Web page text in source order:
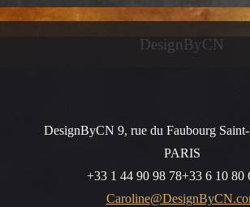
DesignByCN
DesignByCN 9, rue du Faubourg
PARIS
+33 1 44 90 98 78+33 6 10 80